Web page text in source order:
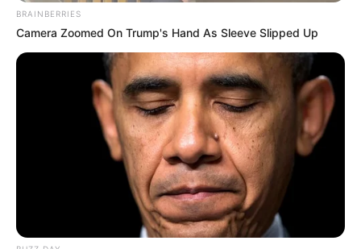
BRAINBERRIES
Camera Zoomed On Trump's Hand As Sleeve Slipped Up